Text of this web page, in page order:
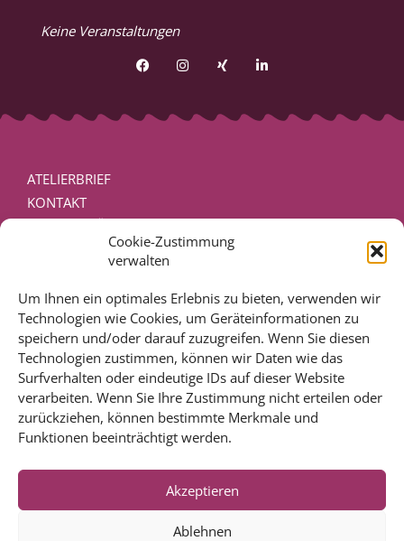
Cookie-Zustimmung
verwalten
Um Ihnen ein optimales Erlebnis zu bieten, verwenden wir
Technologien wie Cookies, um Geräteinformationen zu
speichern und/oder darauf zuzugreifen. Wenn Sie diesen
Technologien zustimmen, können wir Daten wie das
Surfverhalten oder eindeutige IDs auf dieser Website
verarbeiten. Wenn Sie Ihre Zustimmung nicht erteilen oder
zurückziehen, können bestimmte Merkmale und
Funktionen beeinträchtigt werden.
Akzeptieren
Ablehnen
Keine Veranstaltungen
ATELIERBRIEF
KONTAKT
DISCLAIMER – RECHTLICHE HINWEISE
DATENSCHUTZ
COOKIE-RICHTLINIE (EU)
BIOGRAFIESERVICE
SCHREIBCOACHING
MANUSKRIPTBERATUNG
KURSE & SEMINARE
REFERENZEN